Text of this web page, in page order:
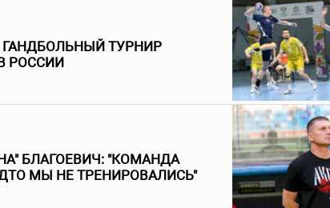
ГАНДБОЛЬНЫЙ ТУРНИР
РОССИИ
БЛАГОЕВИЧ: "КОМАНДА
МЫ НЕ ТРЕНИРОВАЛИСЬ"